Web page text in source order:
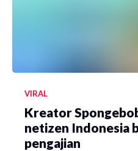
VIRAL
Kreator
netizen Indonesia
pengajian